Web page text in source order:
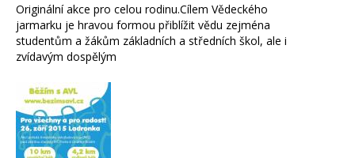
Originální akce pro celou rodinu.Cílem Vědeckého
jarmarku je hravou formou přiblížit vědu zejména
studentům a žákům základních a středních škol, ale i
zvídavým dospělým